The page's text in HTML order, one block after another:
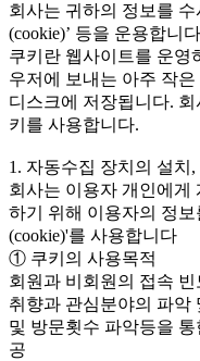
회사는 귀하의 정보를 수
(cookie)’ 등을 운용합니
쿠키란 웹사이트를 운영
우저에 보내는 아주 작
디스크에 저장됩니다.
키를 사용합니다.
1. 자동수집 장치의 설치
회사는 이용자 개인에게
하기 위해 이용자의 정보
(cookie)'를 사용합니다
① 쿠키의 사용목적
회원과 비회원의 접속
취향과 관심분야의 파악
및 방문횟수 파악등을
공